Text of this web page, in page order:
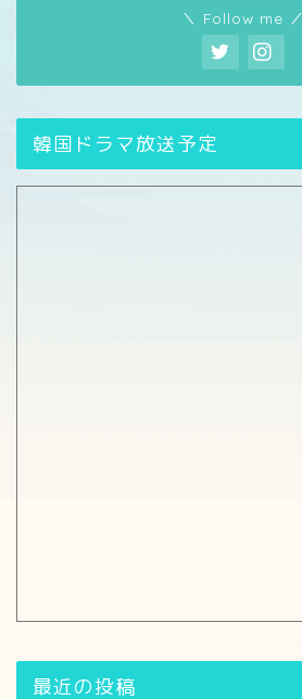
＼ Follow me ／
韓国ドラマ放送予定
最近の投稿